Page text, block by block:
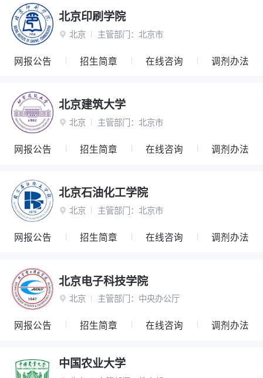
北京印刷学院
 北京 主管部门： 北京市
网报公告 招生简章 在线咨询 调剂办法
北京建筑大学
 北京 主管部门： 北京市
网报公告 招生简章 在线咨询 调剂办法
北京石油化工学院
 北京 主管部门： 北京市
网报公告 招生简章 在线咨询 调剂办法
北京电子科技学院
 北京 主管部门： 中央办公厅
网报公告 招生简章 在线咨询 调剂办法
中国农业大学